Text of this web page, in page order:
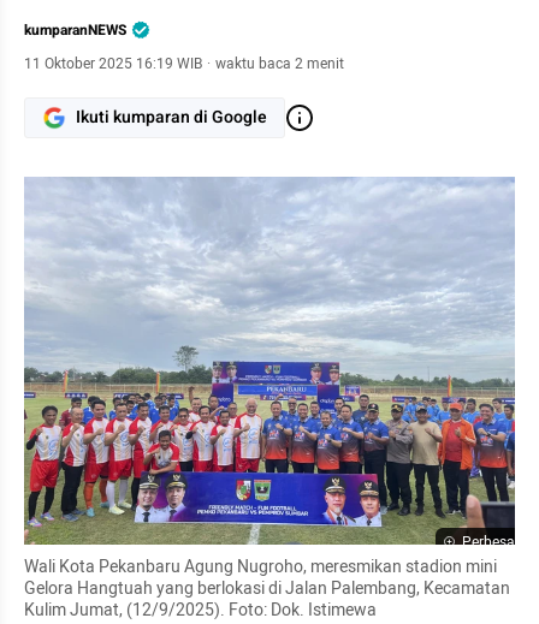
kumparanNEWS
11 Oktober 2025 16:19 WIB · waktu baca 2 menit
Ikuti kumparan di Google
Perbesar
Wali Kota Pekanbaru Agung Nugroho, meresmikan stadion mini
Gelora Hangtuah yang berlokasi di Jalan Palembang, Kecamatan
Kulim Jumat, (12/9/2025). Foto: Dok. Istimewa